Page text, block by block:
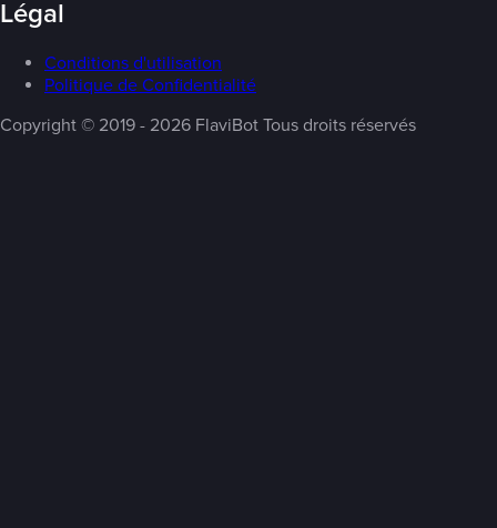
Légal
Conditions d'utilisation
Politique de Confidentialité
Copyright ©️ 2019 - 2026 FlaviBot Tous droits réservés